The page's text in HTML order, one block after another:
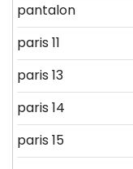
pantalon
paris 11
paris 13
paris 14
paris 15